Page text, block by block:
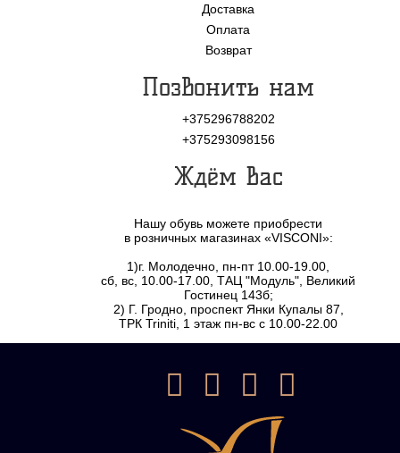
Доставка
Оплата
Возврат
Позвонить нам
+375296788202
+375293098156
Ждём Вас
Нашу обувь можете приобрести
в розничных магазинах «VISCONI»:
1)г. Молодечно, пн-пт 10.00-19.00,
сб, вс, 10.00-17.00, ТАЦ "Модуль", Великий
Гостинец 143б;
2) Г. Гродно, проспект Янки Купалы 87,
ТРК Triniti, 1 этаж пн-вс с 10.00-22.00